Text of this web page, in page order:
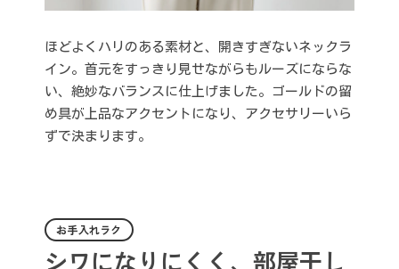
ほどよくハリのある素材と、開きすぎないネックラ
イン。首元をすっきり見せながらもルーズにならな
い、絶妙なバランスに仕上げました。ゴールドの留
め具が上品なアクセントになり、アクセサリーいら
ずで決まります。
お手入れラク
シワになりにくく、部屋干し